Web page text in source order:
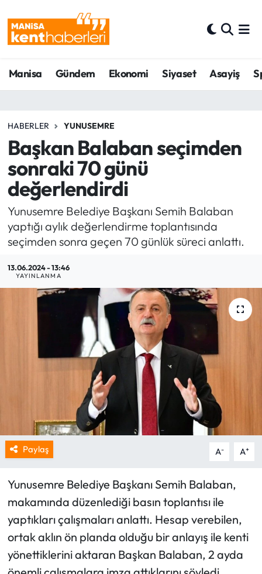
Manisa Gündem Ekonomi Siyaset Asayiş
HABERLER YUNUSEMRE
Başkan Balaban seçimden
sonraki 70 günü
değerlendirdi
Yunusemre Belediye Başkanı Semih Balaban
yaptığı aylık değerlendirme toplantısında
seçimden sonra geçen 70 günlük süreci anlattı.
13.06.2024 - 13:46
YAYINLANMA
Paylaş A- A+
Yunusemre Belediye Başkanı Semih Balaban,
makamında düzenlediği basın toplantısı ile
yaptıkları çalışmaları anlattı. Hesap verebilen,
ortak aklın ön planda olduğu bir anlayış ile kenti
yönettiklerini aktaran Başkan Balaban, 2 ayda
Ahmetli Hava Durumu
Ahmetli Trafik Yoğunluk Haritası
Son Dakika Haberleri
Haber Arşivi